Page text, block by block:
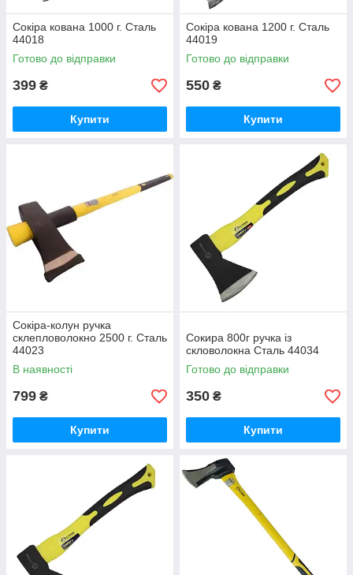
Сокіра кована 1000 г. Сталь
44018
Готово до відправки
399 ₴
Купити
Сокіра кована 1200 г. Сталь
44019
Готово до відправки
550 ₴
Купити
Сокіра-колун ручка
склепловолокно 2500 г. Сталь
44023
В наявності
799 ₴
Купити
Сокира 800г ручка із
скловолокна Сталь 44034
Готово до відправки
350 ₴
Купити